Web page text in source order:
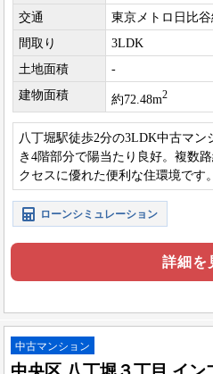
交通
東京メトロ日比
間取り
3LDK
土地面積
-
建物面積
約72.48m2
八丁堀駅徒歩2分の3LDK中古マン
き4階部分で陽当たり良好。複数
クセスに優れた便利な住環境です
ください。
ローンシミュレーション
詳細を
中古マンション